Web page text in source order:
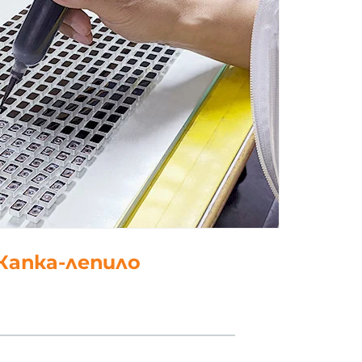
5. полски